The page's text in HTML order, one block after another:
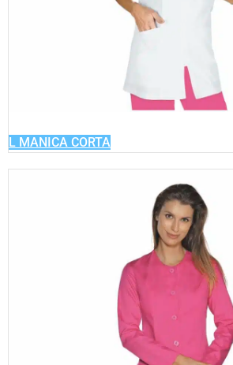
L MANICA CORTA